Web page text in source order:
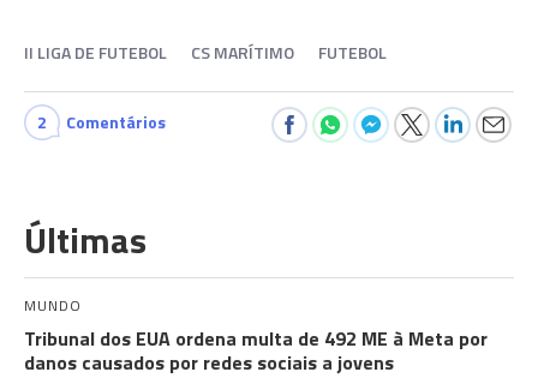
II LIGA DE FUTEBOL CS MARÍTIMO FUTEBOL
2 Comentários
Últimas
MUNDO
Tribunal dos EUA ordena multa de 492 ME à Meta por
danos causados por redes sociais a jovens